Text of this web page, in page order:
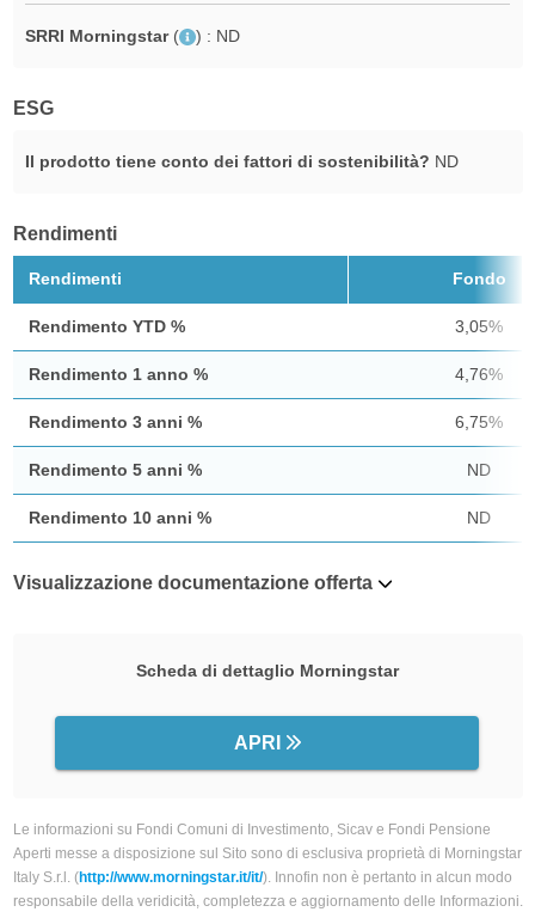
SRRI Morningstar ( ) : ND
ESG
Il prodotto tiene conto dei fattori di sostenibilità? ND
Rendimenti
Rendimenti Fondo
Rendimento YTD % 3,05%
Rendimento 1 anno % 4,76%
Rendimento 3 anni % 6,75%
Rendimento 5 anni % ND
Rendimento 10 anni % ND
Visualizzazione documentazione offerta
Scheda di dettaglio Morningstar
APRI
Le informazioni su Fondi Comuni di Investimento, Sicav e Fondi Pensione
Aperti messe a disposizione sul Sito sono di esclusiva proprietà di Morningstar
Italy S.r.l. (http://www.morningstar.it/it/). Innofin non è pertanto in alcun modo
responsabile della veridicità, completezza e aggiornamento delle Informazioni.